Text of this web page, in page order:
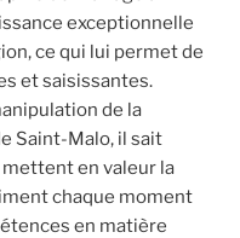
exceptionnelle
ce qui lui permet de
et saisissantes.
de la
Saint-Malo, il sait
en valeur la
chaque moment
en matière